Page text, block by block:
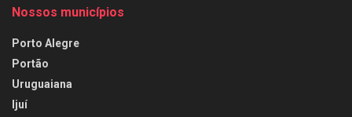
Nossos municípios
Porto Alegre
Portão
Uruguaiana
Ijuí